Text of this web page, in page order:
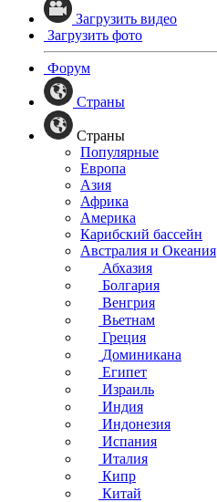
Загрузить видео
Загрузить фото
Форум
Страны
Страны
Популярные
Европа
Азия
Африка
Америка
Карибский бассейн
Австралия и Океания
Абхазия
Болгария
Венгрия
Вьетнам
Греция
Доминикана
Египет
Израиль
Индия
Индонезия
Испания
Италия
Кипр
Китай